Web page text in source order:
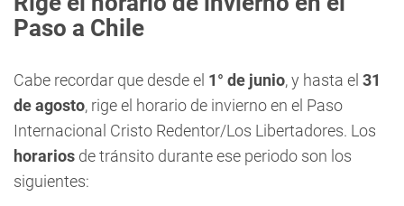
Paso a Chile
Cabe recordar que desde el 1° de junio, y hasta el 31
de agosto, rige el horario de invierno en el Paso
Internacional Cristo Redentor/Los Libertadores. Los
horarios de tránsito durante ese periodo son los
siguientes: